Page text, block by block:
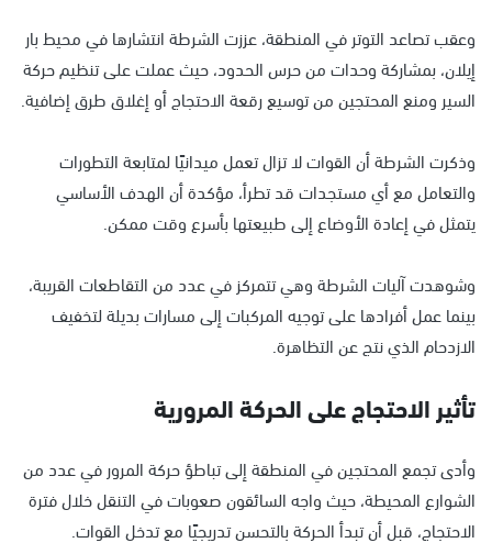
وعقب تصاعد التوتر في المنطقة، عززت الشرطة انتشارها في محيط بار
إيلان، بمشاركة وحدات من حرس الحدود، حيث عملت على تنظيم حركة
السير ومنع المحتجين من توسيع رقعة الاحتجاج أو إغلاق طرق إضافية.
وذكرت الشرطة أن القوات لا تزال تعمل ميدانيًا لمتابعة التطورات
والتعامل مع أي مستجدات قد تطرأ، مؤكدة أن الهدف الأساسي
يتمثل في إعادة الأوضاع إلى طبيعتها بأسرع وقت ممكن.
وشوهدت آليات الشرطة وهي تتمركز في عدد من التقاطعات القريبة،
بينما عمل أفرادها على توجيه المركبات إلى مسارات بديلة لتخفيف
الازدحام الذي نتج عن التظاهرة.
تأثير الاحتجاج على الحركة المرورية
وأدى تجمع المحتجين في المنطقة إلى تباطؤ حركة المرور في عدد من
الشوارع المحيطة، حيث واجه السائقون صعوبات في التنقل خلال فترة
الاحتجاج، قبل أن تبدأ الحركة بالتحسن تدريجيًا مع تدخل القوات.